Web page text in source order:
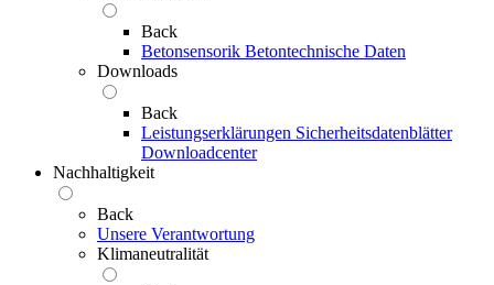
Back
Betonsensorik Betontechnische Daten
Downloads
Back
Leistungserklärungen Sicherheitsdatenblätter
Downloadcenter
Nachhaltigkeit
Back
Unsere Verantwortung
Klimaneutralität